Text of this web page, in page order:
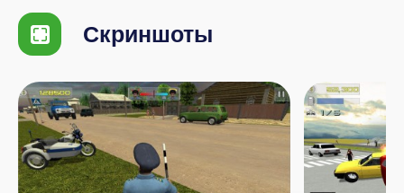
Скриншоты